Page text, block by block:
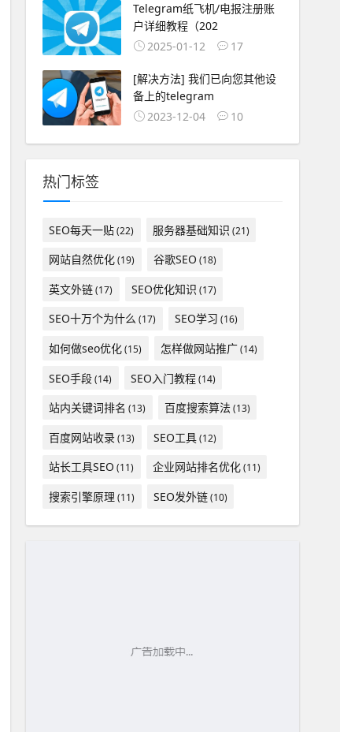
Telegram纸飞机/电报注册账
户详细教程（202
2025-01-12
17
[解决方法] 我们已向您其他设
备上的telegram
2023-12-04
10
热门标签
SEO每天一贴(22) 服务器基础知识 (21)
网站自然优化(19) 谷歌SEO (18)
英文外链(17) SEO优化知识 (17)
SEO十万个为什么 (17) SEO学习 (16)
如何做seo优化(15) 怎样做网站推广(14)
SEO手段(14) SEO入门教程(14)
站内关键词排名 (13) 百度搜索算法(13)
百度网站收录(13) SEO工具(12)
站长工具SEO (11) 企业网站排名优化(11)
搜索引擎原理 (11) SEO发外链(10)